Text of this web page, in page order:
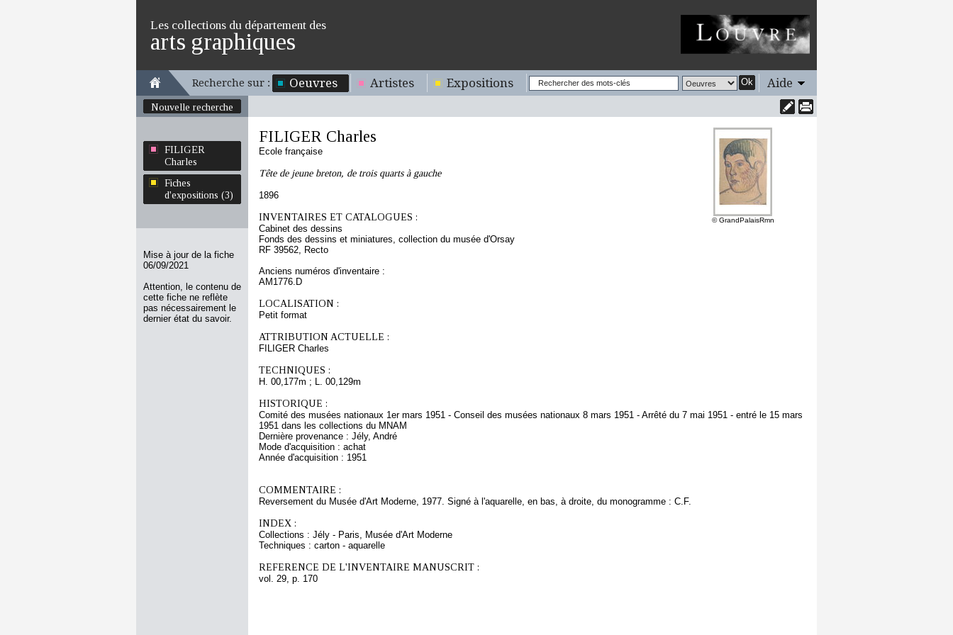
Les collections du département des
arts graphiques
Recherche sur : Oeuvres Artistes Expositions Ok Aide
Nouvelle recherche
FILIGER
Charles
Fiches
d'expositions (3)
Mise à jour de la fiche
06/09/2021
Attention, le contenu de
cette fiche ne reflète
pas nécessairement le
dernier état du savoir.
© GrandPalaisRmn
FILIGER Charles
Ecole française
Tête de jeune breton, de trois quarts à gauche
1896
INVENTAIRES ET CATALOGUES :
Cabinet des dessins
Fonds des dessins et miniatures, collection du musée d'Orsay
RF 39562, Recto
Anciens numéros d'inventaire :
AM1776.D
LOCALISATION :
Petit format
ATTRIBUTION ACTUELLE :
FILIGER Charles
TECHNIQUES :
H. 00,177m ; L. 00,129m
HISTORIQUE :
Comité des musées nationaux 1er mars 1951 - Conseil des musées nationaux 8 mars 1951 - Arrêté du 7 mai 1951 - entré le 15 mars
1951 dans les collections du MNAM
Dernière provenance : Jély, André
Mode d'acquisition : achat
Année d'acquisition : 1951
COMMENTAIRE :
Reversement du Musée d'Art Moderne, 1977. Signé à l'aquarelle, en bas, à droite, du monogramme : C.F.
INDEX :
Collections : Jély - Paris, Musée d'Art Moderne
Techniques : carton - aquarelle
REFERENCE DE L'INVENTAIRE MANUSCRIT :
vol. 29, p. 170